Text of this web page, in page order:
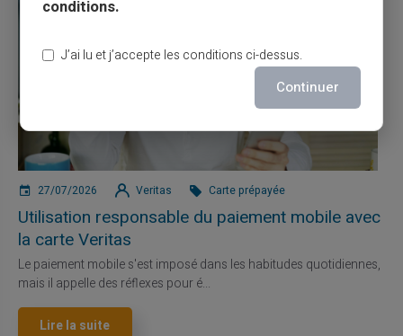
27/07/2026 Veritas Carte prépayée
Utilisation responsable du paiement mobile avec
la carte Veritas
Le paiement mobile s'est imposé dans les habitudes quotidiennes,
mais il appelle des réflexes pour é...
Lire la suite
conditions.
J’ai lu et j’accepte les conditions ci-dessus.
Continuer